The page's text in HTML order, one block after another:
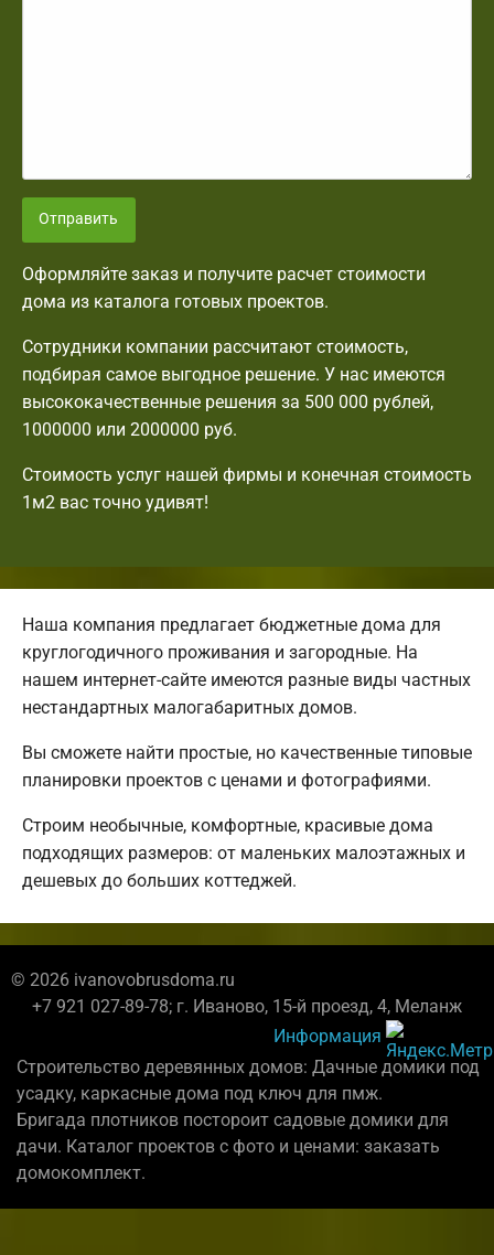
Отправить
Оформляйте заказ и получите расчет стоимости
дома из каталога готовых проектов.
Сотрудники компании рассчитают стоимость,
подбирая самое выгодное решение. У нас имеются
высококачественные решения за 500 000 рублей,
1000000 или 2000000 руб.
Стоимость услуг нашей фирмы и конечная стоимость
1м2 вас точно удивят!
Наша компания предлагает бюджетные дома для
круглогодичного проживания и загородные. На
нашем интернет-сайте имеются разные виды частных
нестандартных малогабаритных домов.
Вы сможете найти простые, но качественные типовые
планировки проектов с ценами и фотографиями.
Строим необычные, комфортные, красивые дома
подходящих размеров: от маленьких малоэтажных и
дешевых до больших коттеджей.
© 2026 ivanovobrusdoma.ru
+7 921 027-89-78; г. Иваново, 15-й проезд, 4, Меланж
Информация
Строительство деревянных домов: Дачные домики под
усадку, каркасные дома под ключ для пмж.
Бригада плотников постороит садовые домики для
дачи. Каталог проектов с фото и ценами: заказать
домокомплект.